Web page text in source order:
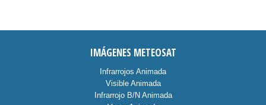
IMÁGENES METEOSAT
Infrarrojos Animada
Visible Animada
Infrarrojo B/N Animada